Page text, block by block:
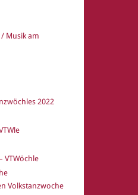
Musik am
2022
VTWöchle
Volkstanzwoche